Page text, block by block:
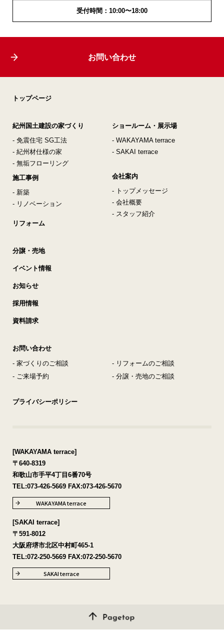
受付時間：10:00〜18:00
お問い合わせ
トップページ
紀州国土建設の家づくり
- 免震住宅 SG工法
- 紀州材仕様の家
- 無垢フローリング
施工事例
- 新築
- リノベーション
リフォーム
分譲・売地
イベント情報
お知らせ
採用情報
資料請求
ショールーム・展示場
- WAKAYAMA terrace
- SAKAI terrace
会社案内
- トップメッセージ
- 会社概要
- スタッフ紹介
お問い合わせ
- 家づくりのご相談
- リフォームのご相談
- ご来場予約
- 分譲・売地のご相談
プライバシーポリシー
[WAKAYAMA terrace]
〒640-8319
和歌山市手平4丁目6番70号
TEL:073-426-5669 FAX:073-426-5670
WAKAYAMA terrace
[SAKAI terrace]
〒591-8012
大阪府堺市北区中村町465-1
TEL:072-250-5669 FAX:072-250-5670
SAKAI terrace